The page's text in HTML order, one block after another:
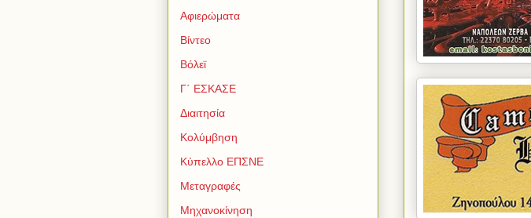
Αφιερώματα
Βίντεο
Βόλεϊ
Γ΄ ΕΣΚΑΣΕ
Διαιτησία
Κολύμβηση
Κύπελλο ΕΠΣΝΕ
Μεταγραφές
Μηχανοκίνηση